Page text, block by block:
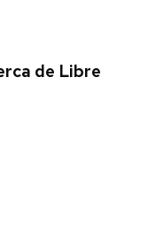
de Libre